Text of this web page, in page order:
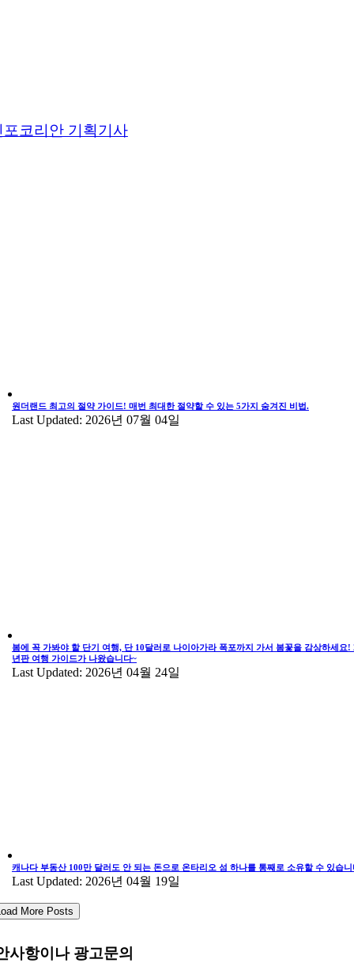
포코리안 기획기사
원더랜드 최고의 절약 가이드! 매번 최대한 절약할 수 있는 5가지 숨겨진 비법.
Last Updated: 2026년 07월 04일
봄에 꼭 가봐야 할 단기 여행, 단 10달러로 나이아가라 폭포까지 가서 봄꽃을 감상하세요!
년판 여행 가이드가 나왔습니다~
Last Updated: 2026년 04월 24일
캐나다 부동산 100만 달러도 안 되는 돈으로 온타리오 섬 하나를 통째로 소유할 수 있습니
Last Updated: 2026년 04월 19일
More Posts
사항이나 광고문의